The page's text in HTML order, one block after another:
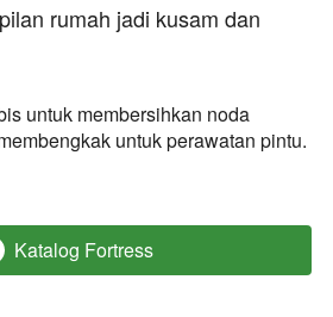
rumah jadi kusam dan
untuk membersihkan noda
untuk perawatan pintu.
Katalog Fortress